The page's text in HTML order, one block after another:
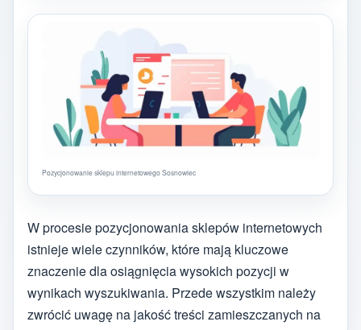
Pozycjonowanie sklepu internetowego Sosnowiec
W procesie pozycjonowania sklepów internetowych
istnieje wiele czynników, które mają kluczowe
znaczenie dla osiągnięcia wysokich pozycji w
wynikach wyszukiwania. Przede wszystkim należy
zwrócić uwagę na jakość treści zamieszczanych na